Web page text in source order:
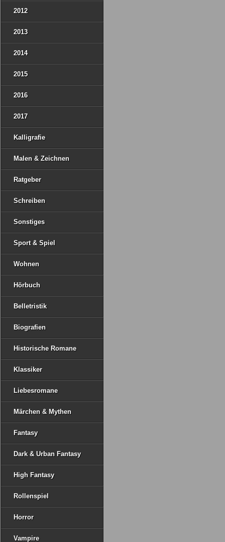
2012
2013
2014
2015
2016
2017
Kalligrafie
Malen & Zeichnen
Ratgeber
Schreiben
Sonstiges
Sport & Spiel
Wohnen
Hörbuch
Belletristik
Biografien
Historische Romane
Klassiker
Liebesromane
Märchen & Mythen
Fantasy
Dark & Urban Fantasy
High Fantasy
Rollenspiel
Horror
Vampire